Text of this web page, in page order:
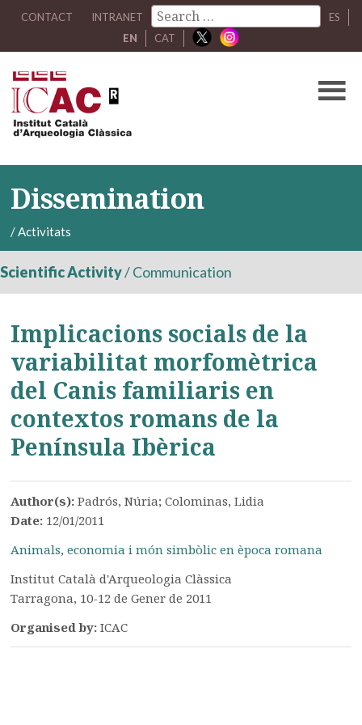
CONTACT INTRANET
ES
EN
CAT
Dissemination
/Activitats
Scientific Activity/Communication
Implicacions socials de la
variabilitat morfomètrica
del Canis familiaris en
contextos romans de la
Península Ibèrica
Author(s):Padrós, Núria; Colominas, Lidia
Date: 12/01/2011
Animals, economia i món simbòlic en època romana
Institut Català d'Arqueologia Clàssica
Tarragona, 10-12 de Gener de 2011
Organised by:ICAC